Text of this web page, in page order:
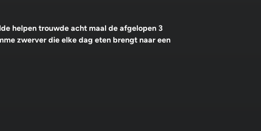
helpen trouwde acht maal de afgelopen 3
zwerver die elke dag eten brengt naar een